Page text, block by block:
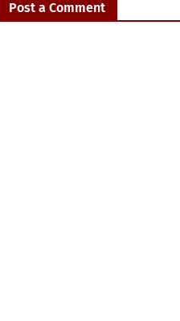
Post a Comment